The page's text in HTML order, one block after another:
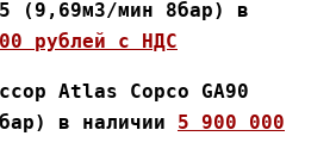
(9,69м3/мин 8бар) в
рублей с НДС
Atlas Copco GA90
в наличии 5 900 000